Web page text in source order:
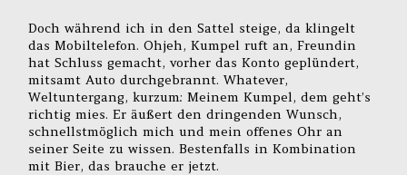
Doch während ich in den Sattel steige, da klingelt
das Mobiltelefon. Ohjeh, Kumpel ruft an, Freundin
hat Schluss gemacht, vorher das Konto geplündert,
mitsamt Auto durchgebrannt. Whatever,
Weltuntergang, kurzum: Meinem Kumpel, dem geht’s
richtig mies. Er äußert den dringenden Wunsch,
schnellstmöglich mich und mein offenes Ohr an
seiner Seite zu wissen. Bestenfalls in Kombination
mit Bier, das brauche er jetzt.